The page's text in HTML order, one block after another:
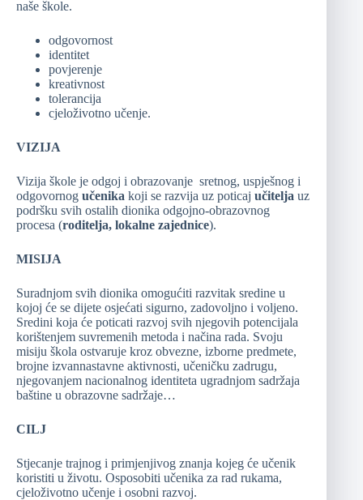
naše škole.
odgovornost
identitet
povjerenje
kreativnost
tolerancija
cjeloživotno učenje.
VIZIJA
Vizija škole je odgoj i obrazovanje sretnog, uspješnog i
odgovornog učenika koji se razvija uz poticaj učitelja uz
podršku svih ostalih dionika odgojno-obrazovnog
procesa (roditelja, lokalne zajednice).
MISIJA
Suradnjom svih dionika omogućiti razvitak sredine u
kojoj će se dijete osjećati sigurno, zadovoljno i voljeno.
Sredini koja će poticati razvoj svih njegovih potencijala
korištenjem suvremenih metoda i načina rada. Svoju
misiju škola ostvaruje kroz obvezne, izborne predmete,
brojne izvannastavne aktivnosti, učeničku zadrugu,
njegovanjem nacionalnog identiteta ugradnjom sadržaja
baštine u obrazovne sadržaje…
CILJ
Stjecanje trajnog i primjenjivog znanja kojeg će učenik
koristiti u životu. Osposobiti učenika za rad rukama,
cjeloživotno učenje i osobni razvoj.